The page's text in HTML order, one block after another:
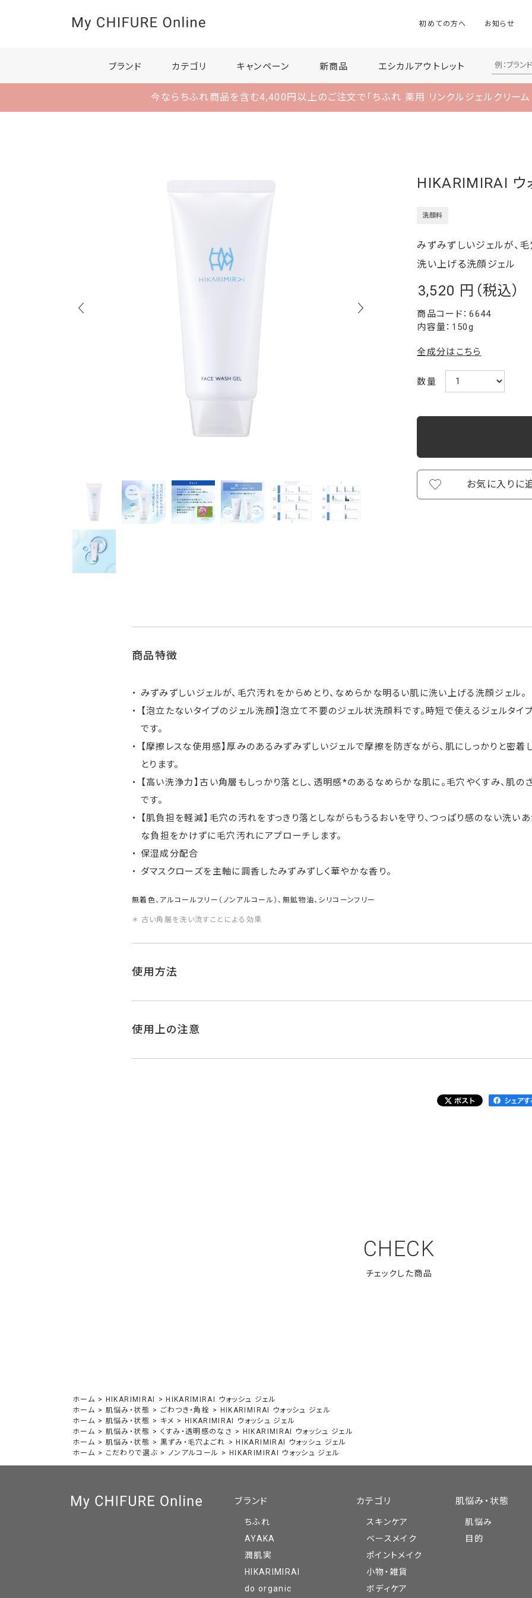
初めての方へ お知らせ
ブランド カテゴリ キャンペーン 新商品 エシカルアウトレット
今ならちふれ商品を含む4,400円以上のご注文で 「ちふれ 薬用 リンクルジェルクリーム
ホーム > HIKARIMIRAI > HIKARIMIRAI ウォッシュ ジェル
ホーム > 肌悩み・状態 > ごわつき・角栓 >
HIKARIMIRAI ウォッシュ ジェル
ホーム > 肌悩み・状態 > キメ >
HIKARIMIRAI ウォッシュ ジェル
ホーム > 肌悩み・状態 > くすみ・透明感のなさ >
HIKARIMIRAI ウォッシュ ジェル
ホーム > 肌悩み・状態 > 黒ずみ・毛穴よごれ > HIKARIMIRAI ウォッシュ ジェル
ホーム > こだわりで選ぶ > ノンアルコール > HIKARIMIRAI ウォッシュ ジェル
洗顔料
HIKARIMIRAI ウ
3,520
6644
みずみずしいジェルが、
洗い上げる洗顔ジェル
内容量：150g
全成分はこちら
数量
お気に入りに
商品特徴
みずみずしいジェルが、毛穴汚れをからめとり、なめらかな明るい肌に洗い上げる洗顔ジェル。
【泡立たないタイプのジェル洗顔】泡立て不要のジェル状洗顔料です。時短で使えるジェルタイ
です。
【摩擦レスな使用感】厚みのあるみずみずしいジェルで摩擦を防ぎながら、肌にしっかりと密
とります。
【高い洗浄力】古い角層もしっかり落とし、透明感*のあるなめらかな肌に。毛穴やくすみ、肌
です。
【肌負担を軽減】毛穴の汚れをすっきり落としながらもうるおいを守り、つっぱり感のない洗い
な負担をかけずに毛穴汚れにアプローチします。
保湿成分配合
ダマスクローズを主軸に調香したみずみずしく華やかな香り。
無着色、アルコールフリー（ノンアルコール）、無鉱物油、シリコーンフリー
＊ 古い角層を洗い流すことによる効果
使用方法
使用上の注意
CHECK
ブランド
ちふれ
AYAKA
潤肌実
HIKARIMIRAI
do organic
カテゴリ
スキンケア
ベースメイク
ポイントメイク
小物・雑貨
ボディケア
肌悩み・状態
肌悩み
目的